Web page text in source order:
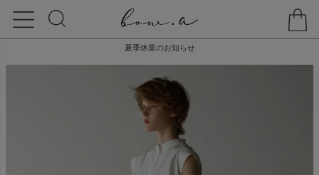
夏季休業のお知らせ
【20% off】STAND COLLAR BALLOON ONE-PIECE